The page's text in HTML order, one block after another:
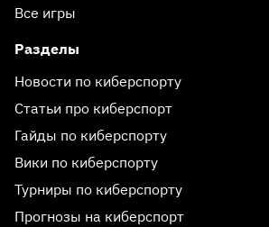
Все игры
Разделы
Новости по киберспорту
Статьи про киберспорт
Гайды по киберспорту
Вики по киберспорту
Турниры по киберспорту
Прогнозы на киберспорт